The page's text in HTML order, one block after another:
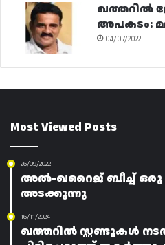
ഖത്തറിൽ
അപകടം:
04/07/2022
Most Viewed Posts
26/09/2022
അൽ-ഖറൈജ് ബീച്ച് ഒരു
അടക്കുന്നു
16/11/2024
ഖത്തറിൽ സ്റ്റണ്ടുകൾ